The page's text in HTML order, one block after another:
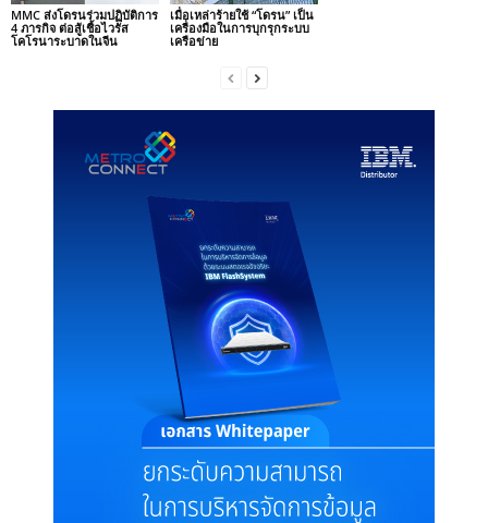
MMC ส่งโดรนร่วมปฏิบัติการ
4 ภารกิจ ต่อสู้เชื้อไวรัส
โคโรนาระบาดในจีน
เมื่อเหล่าร้ายใช้ “โดรน” เป็น
เครื่องมือในการบุกรุกระบบ
เครือข่าย